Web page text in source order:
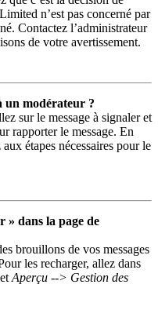
n’est pas concerné par
Contactez l’administrateur
de votre avertissement.
un modérateur ?
sur le message à signaler et
rapporter le message. En
étapes nécessaires pour le
» dans la page de
brouillons de vos messages
les recharger, allez dans
Aperçu --> Gestion des